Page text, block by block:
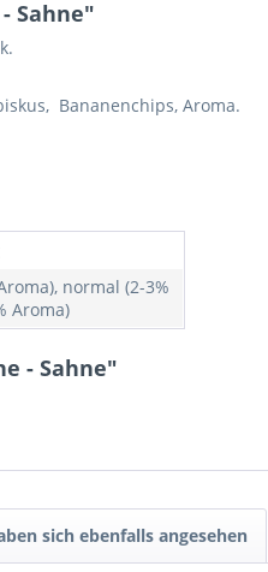
Sahne"
Bananenchips, Aroma.
normal (2-3%
Aroma)
- Sahne"
sich ebenfalls angesehen